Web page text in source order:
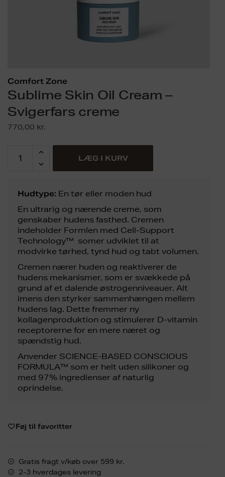
Comfort Zone
Sublime Skin Oil Cream –
Svigerfars creme
770,00 kr.
LÆG I KURV
Hudtype: En tør eller moden hud
En ultrarig og nærende creme, som
genskaber hudens fasthed. Cremen
indeholder Formlen med Cell-Support
Technology™ somer udviklet til at
modvirke tørhed, tynd hud og tabt volumen.
Cremen nærer huden og reaktiverer de
hudens mekanismer, som er svækkede på
grund af et dalende østrogenniveauer. Alt
imens den styrker sammenhængen mellem
hudens lag. Dette fremmer ny
kollagenproduktion og stimulerer D-vitamin
receptorerne for en mere næret og
spændstig hud.
Anvender SCIENCE-BASED CONSCIOUS
FORMULA™ som er helt uden silikoner og
med 97% ingredienser af naturlig
oprindelse.
Føj til favoritter
Gratis fragt v/køb over 599 kr.
2-3 hverdages levering